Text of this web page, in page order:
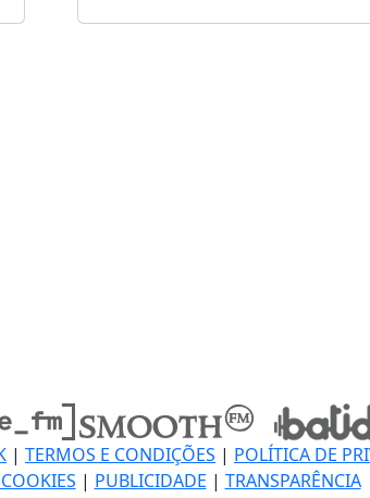
| TERMOS E CONDIÇÕES | POLÍTICA DE
| PUBLICIDADE | TRANSPARÊNCIA